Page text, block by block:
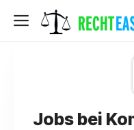
Jobs bei